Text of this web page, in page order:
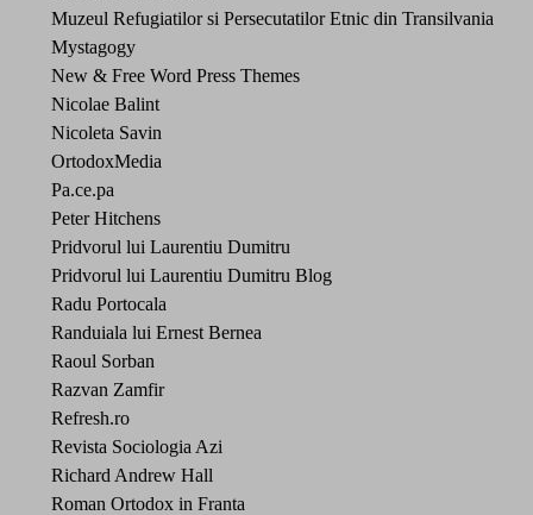
Muzeul Refugiatilor si Persecutatilor Etnic din Transilvania
Mystagogy
New & Free Word Press Themes
Nicolae Balint
Nicoleta Savin
OrtodoxMedia
Pa.ce.pa
Peter Hitchens
Pridvorul lui Laurentiu Dumitru
Pridvorul lui Laurentiu Dumitru Blog
Radu Portocala
Randuiala lui Ernest Bernea
Raoul Sorban
Razvan Zamfir
Refresh.ro
Revista Sociologia Azi
Richard Andrew Hall
Roman Ortodox in Franta